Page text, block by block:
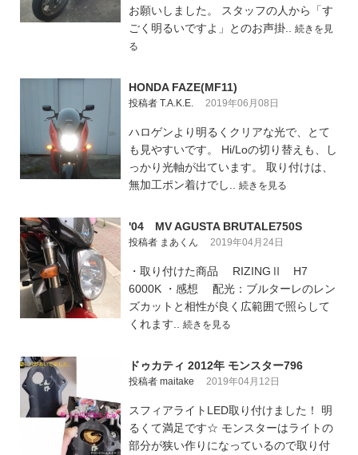
お願いしました。 スタッフの人から「す
ごく明るいですよ」とのお声掛.. 続きを見
る
HONDA FAZE(MF11)
投稿者 T.A.K.E. 2019年06月08日
ハロゲンより明るくクリアな光で、とて
も見やすいです。 Hi/Loの切り替えも、し
っかり光軸が出ています。 取り付けは、
無加工ポン着けでし.. 続きを見る
'04 MV AGUSTA BRUTALE750S
投稿者 まあくん 2019年04月24日
・取り付けた商品 RIZINGⅡ H7
6000K ・感想 配光：ブルターレのレン
ズカットと相性が良く広範囲で照らして
くれます.. 続きを見る
ドゥカティ 2012年 モンスター796
投稿者 maitake 2019年04月12日
スフィアライトLED取り付けました！ 明
るくて満足です☆ モンスターはライトの
部分が狭い作りになっているので取り付